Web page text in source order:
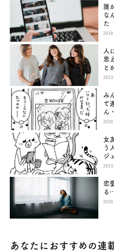
誰
な
た
人
思
と
み
て
ん
女
う
ジ
恋
る
あなたにおすすめの連